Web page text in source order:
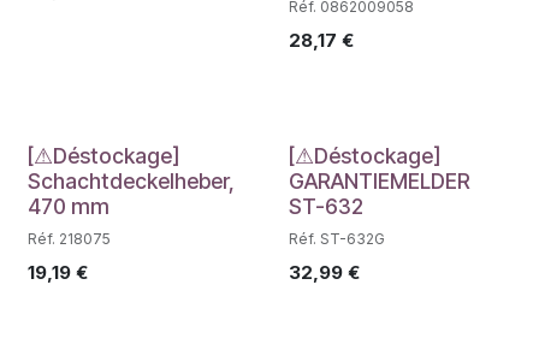
Réf. 0862009058
28,17 €
Déstockage
[⚠Déstockage]
Schachtdeckelheber,
470 mm
Réf. 218075
19,19 €
Déstockage
[⚠Déstockage]
GARANTIEMELDER
ST-632
Réf. ST-632G
32,99€